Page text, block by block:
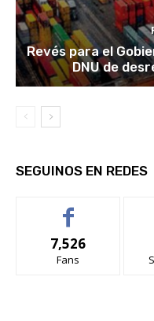
Revés para el
DNU de
SEGUINOS EN REDES
7,526
Fans